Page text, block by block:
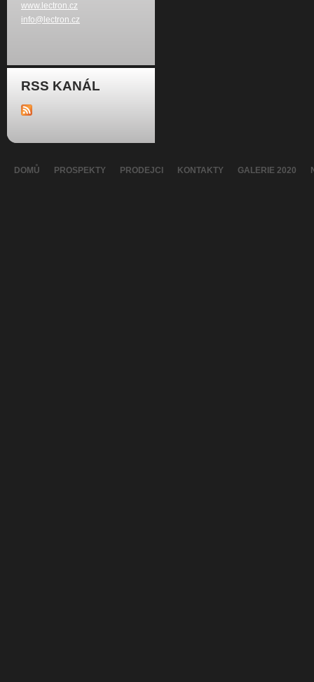
www.lectron.cz
info@lectron.cz
RSS KANÁL
DOMŮ PROSPEKTY PRODEJCI KONTAKTY GALERIE 2020